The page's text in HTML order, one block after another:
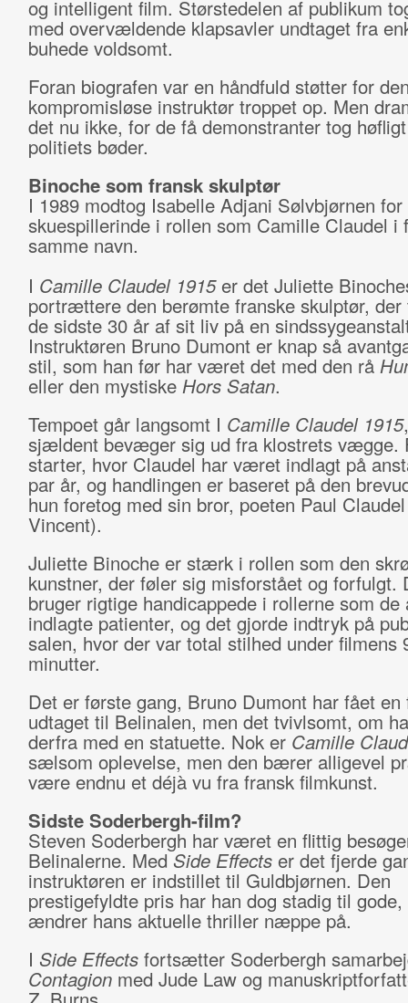
og intelligent film. Størstedelen af publikum
med overvældende klapsavler undtaget fra
buhede voldsomt.
Foran biografen var en håndfuld støtter for
kompromisløse instruktør troppet op. Men
det nu ikke, for de få demonstranter tog
politiets bøder.
Binoche som fransk skulptør
I 1989 modtog Isabelle Adjani Sølvbjørnen for
skuespillerinde i rollen som Camille Claudel i
samme navn.
I Camille Claudel 1915er det Juliette
portrættere den berømte franske skulptør, der
de sidste 30 år af sit liv på en
Instruktøren Bruno Dumont er knap så
stil, som han før har været det med den rå
eller den mystiske Hors Satan.
Tempoet går langsomt I Camille Claudel 1915
sjældent bevæger sig ud fra klostrets vægge.
starter, hvor Claudel har været indlagt på
par år, og handlingen er baseret på den
hun foretog med sin bror, poeten Paul
Vincent).
Juliette Binoche er stærk i rollen som den
kunstner, der føler sig misforstået og forfulgt.
bruger rigtige handicappede i rollerne som de
indlagte patienter, og det gjorde indtryk på
salen, hvor der var total stilhed under filmens
minutter.
Det er første gang, Bruno Dumont har fået en
udtaget til Belinalen, men det tvivlsomt, om
derfra med en statuette. Nok er Camille
sælsom oplevelse, men den bærer alligevel
være endnu et déjà vu fra fransk filmkunst.
Sidste Soderbergh-film?
Steven Soderbergh har været en flittig
Belinalerne. MedSide Effectser det fjerde
instruktøren er indstillet til Guldbjørnen. Den
prestigefyldte pris har han dog stadig til gode,
ændrer hans aktuelle thriller næppe på.
I Side Effects fortsætter Soderbergh
Contagion med Jude Law og